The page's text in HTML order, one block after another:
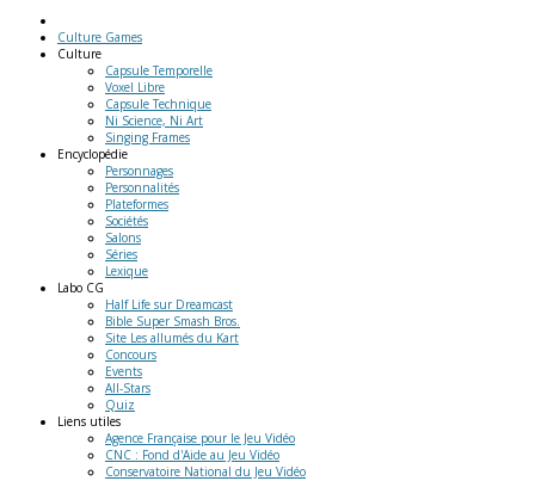
Culture Games
Culture
Capsule Temporelle
Voxel Libre
Capsule Technique
Ni Science, Ni Art
Singing Frames
Encyclopédie
Personnages
Personnalités
Plateformes
Sociétés
Salons
Séries
Lexique
Labo CG
Half Life sur Dreamcast
Bible Super Smash Bros.
Site Les allumés du Kart
Concours
Events
All-Stars
Quiz
Liens utiles
Agence Française pour le Jeu Vidéo
CNC : Fond d'Aide au Jeu Vidéo
Conservatoire National du Jeu Vidéo